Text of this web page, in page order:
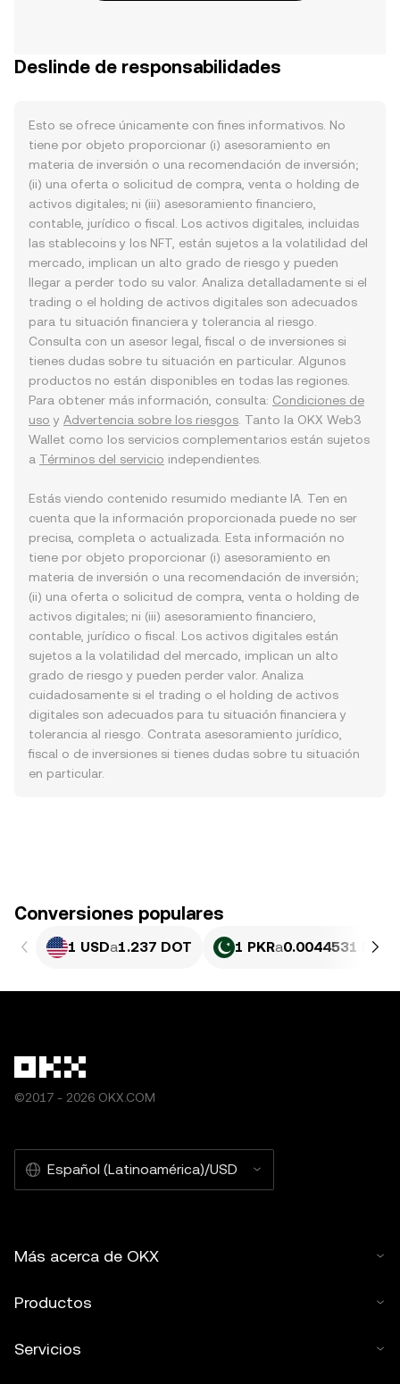
Deslinde de responsabilidades
Esto se ofrece únicamente con fines informativos. No
tiene por objeto proporcionar (i) asesoramiento en
materia de inversión o una recomendación de inversión;
(ii) una oferta o solicitud de compra, venta o holding de
activos digitales; ni (iii) asesoramiento financiero,
contable, jurídico o fiscal. Los activos digitales, incluidas
las stablecoins y los NFT, están sujetos a la volatilidad del
mercado, implican un alto grado de riesgo y pueden
llegar a perder todo su valor. Analiza detalladamente si el
trading o el holding de activos digitales son adecuados
para tu situación financiera y tolerancia al riesgo.
Consulta con un asesor legal, fiscal o de inversiones si
tienes dudas sobre tu situación en particular. Algunos
productos no están disponibles en todas las regiones.
Para obtener más información, consulta: Condiciones de
uso y Advertencia sobre los riesgos . Tanto la OKX Web3
Wallet como los servicios complementarios están sujetos
a Términos del servicio independientes.
Estás viendo contenido resumido mediante IA. Ten en
cuenta que la información proporcionada puede no ser
precisa, completa o actualizada. Esta información no
tiene por objeto proporcionar (i) asesoramiento en
materia de inversión o una recomendación de inversión;
(ii) una oferta o solicitud de compra, venta o holding de
activos digitales; ni (iii) asesoramiento financiero,
contable, jurídico o fiscal. Los activos digitales están
sujetos a la volatilidad del mercado, implican un alto
grado de riesgo y pueden perder valor. Analiza
cuidadosamente si el trading o el holding de activos
digitales son adecuados para tu situación financiera y
tolerancia al riesgo. Contrata asesoramiento jurídico,
fiscal o de inversiones si tienes dudas sobre tu situación
en particular.
Conversiones populares
1 USDa1.237 DOT 1 PKRa0.0044531 DOT
©2017 - 2026 OKX.COM
Español (Latinoamérica)/USD
Más acerca de OKX
Productos
Servicios